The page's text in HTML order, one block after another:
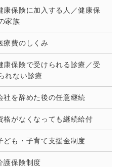
康保険に加入する人／健康保
家族
療費のしくみ
康保険で受けられる診療／受
れない診療
社を辞めた後の任意継続
格がなくなっても継続給付
ども・子育て支援金制度
護保険制度